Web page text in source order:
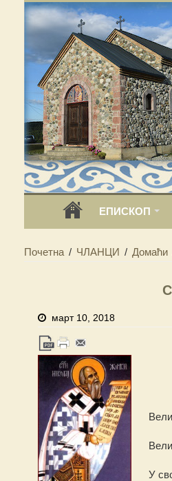
ЕПИСКОП
Почетна / ЧЛАНЦИ / Домаћи
март 10, 2018
У